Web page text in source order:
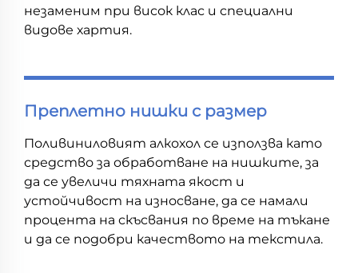
незаменим при висок клас и специални
видове хартия.
Преплетно нишки с размер
Поливиниловият алкохол се използва като
средство за обработване на нишките, за
да се увеличи тяхната якост и
устойчивост на износване, да се намали
процента на скъсвания по време на тъкане
и да се подобри качеството на текстила.